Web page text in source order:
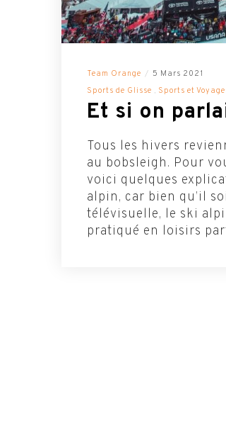
Team Orange
5 Mars 2021
Sports de Glisse
Sports et
Et si on
Tous les hivers
au bobsleigh. Pour
voici quelques
alpin, car bien qu’il
télévisuelle, le ski
pratiqué en loisirs